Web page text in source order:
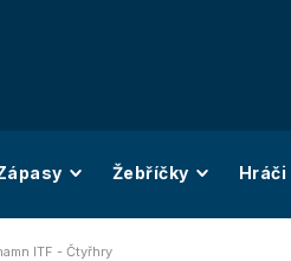
Žebříčky Hráči
ITF - Čtyřhry